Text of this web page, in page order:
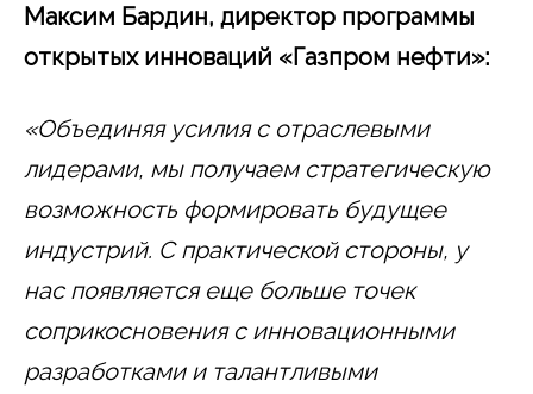
Максим Бардин, директор программы
открытых инноваций «Газпром нефти»:
«Объединяя усилия с отраслевыми
лидерами, мы получаем стратегическую
возможность формировать будущее
индустрий. С практической стороны, у
нас появляется еще больше точек
соприкосновения с инновационными
разработками и талантливыми